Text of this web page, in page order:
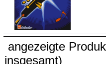
angezeigte
insgesamt)